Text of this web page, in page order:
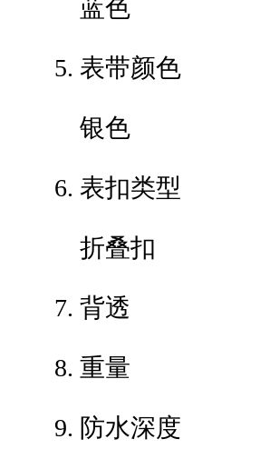
蓝色
表带颜色
银色
表扣类型
折叠扣
背透
重量
防水深度